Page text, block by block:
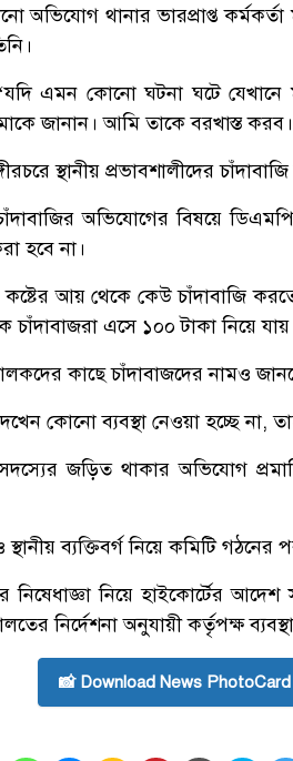
অভিযোগ থানার ভারপ্রাপ্ত
এমন কোনো ঘটনা ঘটে যেখানে
জানান। আমি তাকে বরখাস্ত
স্থানীয় প্রভাবশালীদের
চাঁদাবাজির অভিযোগের বিষয়ে
হবে না।
আয় থেকে কেউ চাঁদাবাজি
এসে ১০০ টাকা নিয়ে
কাছে চাঁদাবাজদের নামও
কোনো ব্যবস্থা নেওয়া হচ্ছে না,
জড়িত থাকার অভিযোগ
ব্যক্তিবর্গ নিয়ে কমিটি গঠনের
নিষেধাজ্ঞা নিয়ে হাইকোর্টের
নির্দেশনা অনুযায়ী কর্তৃপক্ষ
📸 Download News PhotoCard